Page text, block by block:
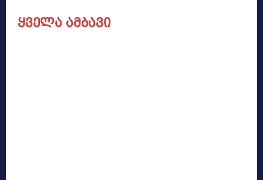
ყველა ამბავი